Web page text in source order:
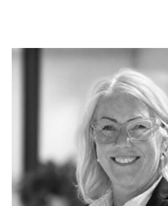
OM
BÅTAR
MARINOR
TJANSTER
NYHETER